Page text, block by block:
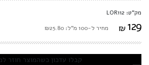
מק"ט: LOR112
₪ 129 מחיר ל-100 מ"ל: ₪25.80
קבלו עדכון כשהמוצר חוזר